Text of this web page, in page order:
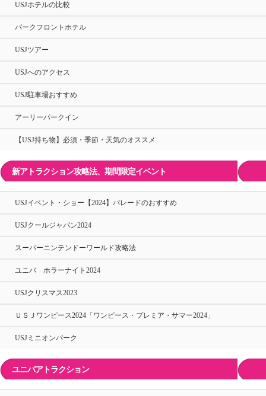
USJホテルの比較
パークフロントホテル
USJツアー
USJへのアクセス
USJ駐車場おすすめ
アーリーパークイン
【USJ持ち物】必須・季節・天気のオススメ
新アトラクション攻略法、期間限定イベント
USJイベント・ショー【2024】パレードのおすすめ
USJクールジャパン2024
スーパーニンテンドーワールド攻略法
ユニバ ホラーナイト2024
USJクリスマス2023
ＵＳＪワンピース2024「ワンピース・プレミア・サマー2024」
USJミニオンパーク
ユニバアトラクション